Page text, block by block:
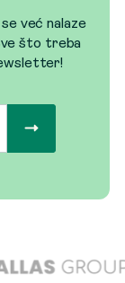
već nalaze
što treba